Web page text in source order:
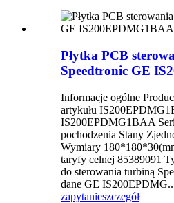
Płytka PCB
Speedtronic GE
Informacje ogólne
artykułu
IS200EPDMG1BAA
pochodzenia Stany
Wymiary
taryfy celnej 85389091
do sterowania turbiną
dane GE
zapytanieszczegół